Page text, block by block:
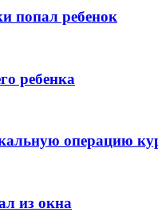
попал ребенок
ребенка
операцию
из окна